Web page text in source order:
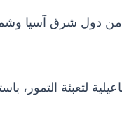
من دول شرق آسيا
لتعبئة التمور،